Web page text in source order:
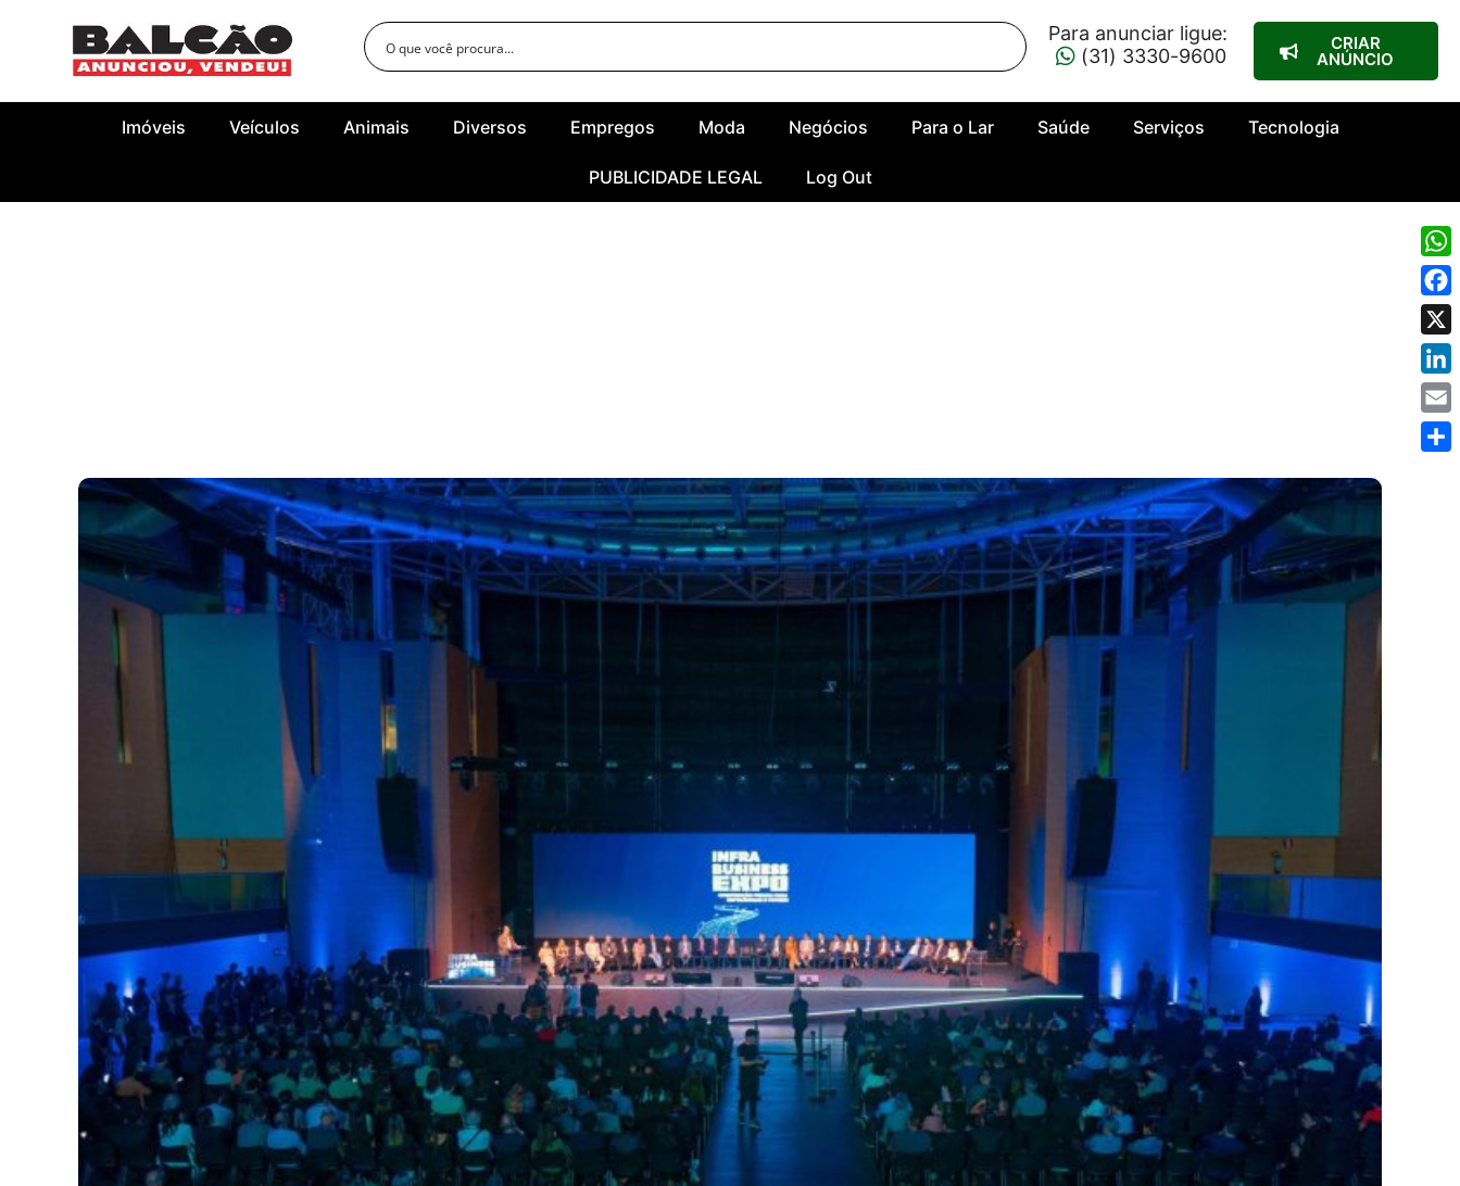
Para anunciar ligue:
(31) 3330-9600
CRIAR
ANÚNCIO
Imóveis Veículos Animais Diversos Empregos Moda Negócios Para o Lar Saúde Serviços Tecnologia
PUBLICIDADE LEGAL Log Out
X